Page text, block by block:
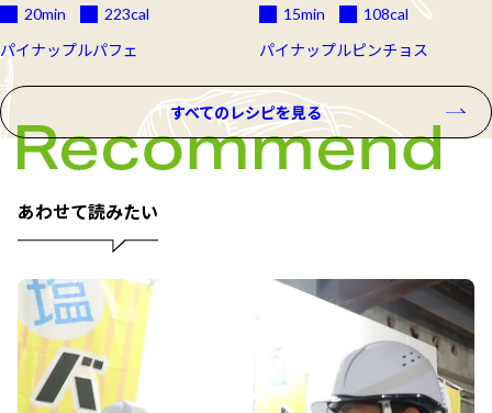
20min 223cal
パイナップルパフェ
15min 108cal
パイナップルピンチョス
すべてのレシピを見る
あわせて読みたい